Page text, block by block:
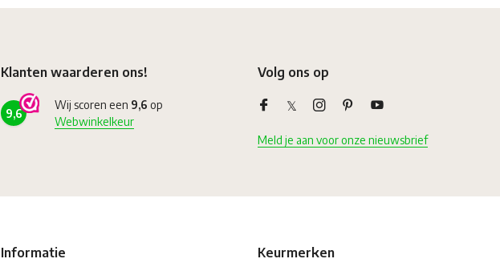
Klanten waarderen ons!
9,6
Wij scoren een 9,6 op
Webwinkelkeur
Volg ons op
Meld je aan voor onze nieuwsbrief
Informatie Keurmerken